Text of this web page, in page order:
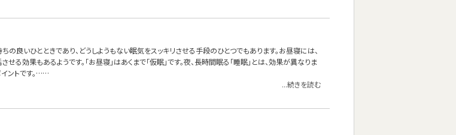
の良いひとときであり、どうしようもない眠気をスッキリさせる手段のひとつでもあります。お昼寝には、
る効果もあるようです。「お昼寝」はあくまで「仮眠」です。夜、長時間眠る「睡眠」とは、効果が異なりま
イントです。……
...続きを読む